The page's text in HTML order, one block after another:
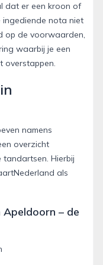
dat er een kroon of
nota niet
op de voorwaarden,
waarbij je een
overstappen.
namens
overzicht
Hierbij
als
– de